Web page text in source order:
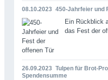
08.10.2023 450-Jahrfeier und
Ein Rückblick
das Fest der
26.09.2023 Tulpen für Brot-
Spendensumme